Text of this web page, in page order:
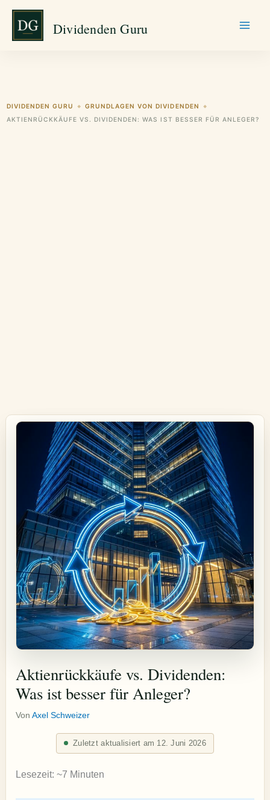
Zum
springen
Dividenden Guru
DIVIDENDEN GURU ◆ GRUNDLAGEN VON DIVIDENDEN ◆
AKTIENRÜCKKÄUFE VS. DIVIDENDEN: WAS IST BESSER FÜR ANLEGER?
Aktienrückkäufe vs. Dividenden:
Was ist besser für Anleger?
Von Axel Schweizer
Zuletzt aktualisiert am 12. Juni 2026
Lesezeit: ~7 Minuten